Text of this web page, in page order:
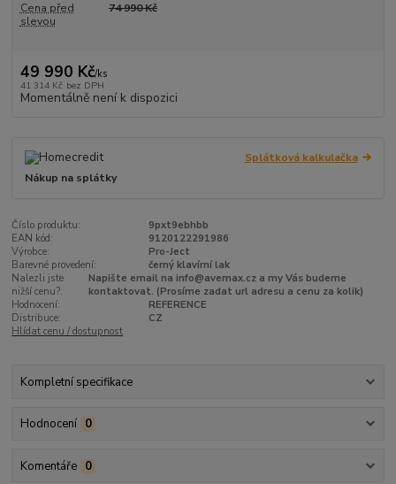
Cena před
slevou
74 990 Kč
49 990 Kč/ks
41 314 Kč bez DPH
Momentálně není k dispozici
Splátková kalkulačka
Nákup na splátky
Číslo produktu:
9pxt9ebhbb
EAN kód:
9120122291986
Výrobce:
Pro-Ject
Barevné provedení:
černý klavírní lak
Nalezli jste
nižší cenu?:
Napište email na info@avemax.cz a my Vás budeme
kontaktovat. (Prosíme zadat url adresu a cenu za kolik)
Hodnocení:
REFERENCE
Distribuce:
CZ
Hlídat cenu / dostupnost
Kompletní specifikace
Hodnocení 0
Komentáře 0